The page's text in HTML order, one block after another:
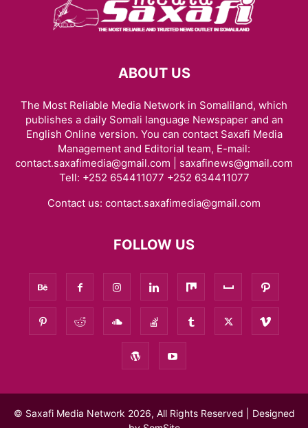
ABOUT US
The Most Reliable Media Network in Somaliland, which
publishes a daily Somali language Newspaper and an
English Online version. You can contact Saxafi Media
Management and Editorial team, E-mail:
contact.saxafimedia@gmail.com | saxafinews@gmail.com
Tell: +252 654411077 +252 634411077
Contact us: contact.saxafimedia@gmail.com
FOLLOW US
© Saxafi Media Network 2026, All Rights Reserved | Designed